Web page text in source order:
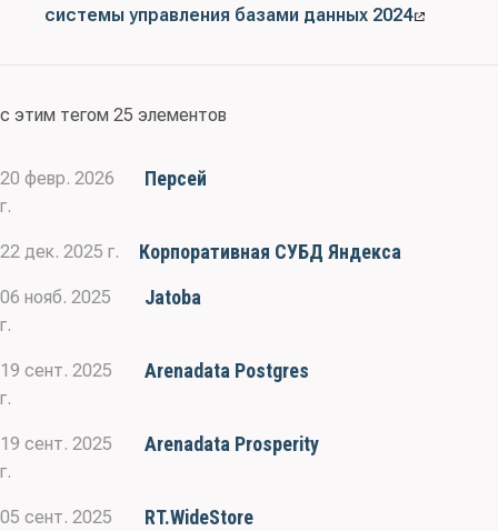
системы управления базами данных 2024
с этим тегом 25 элементов
20 февр. 2026
г.
Персей
22 дек. 2025 г. Корпоративная СУБД Яндекса
06 нояб. 2025
г.
Jatoba
19 сент. 2025
г.
Arenadata Postgres
19 сент. 2025
г.
Arenadata Prosperity
05 сент. 2025
RT.WideStore